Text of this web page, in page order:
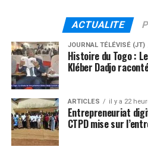
ACTUALITE
JOURNAL TÉLÉVISÉ (JT)
Histoire du Togo :
Kléber Dadjo
ARTICLES il y a 22
Entrepreneuriat
CTPD mise sur